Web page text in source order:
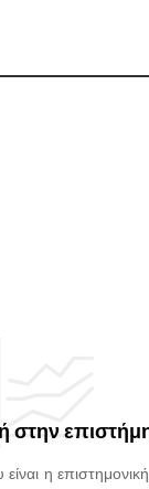
στην
η